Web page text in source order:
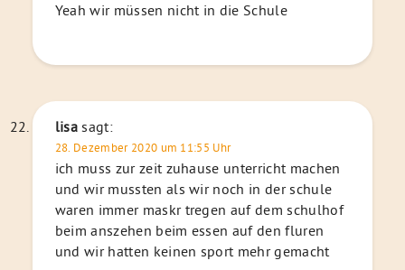
Yeah wir müssen nicht in die Schule
lisa sagt:
28. Dezember 2020 um 11:55 Uhr
ich muss zur zeit zuhause unterricht machen
und wir mussten als wir noch in der schule
waren immer maskr tregen auf dem schulhof
beim anszehen beim essen auf den fluren
und wir hatten keinen sport mehr gemacht